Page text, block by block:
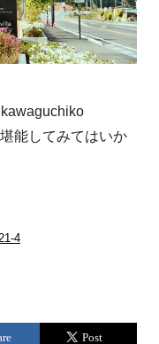
能してみてはいか
4